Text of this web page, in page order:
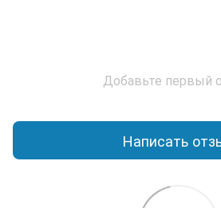
Добавьте первый
Написать